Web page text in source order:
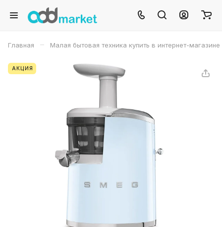
Главная – Малая бытовая техника купить в интернет-магазине
АКЦИЯ